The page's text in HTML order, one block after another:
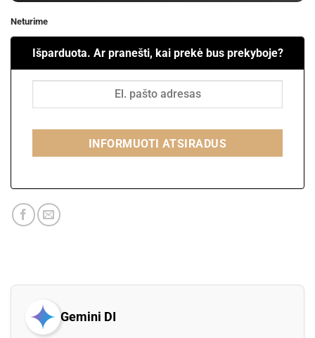
Neturime
Išparduota. Ar pranešti, kai prekė bus prekyboje?
INFORMUOTI ATSIRADUS
Gemini DI